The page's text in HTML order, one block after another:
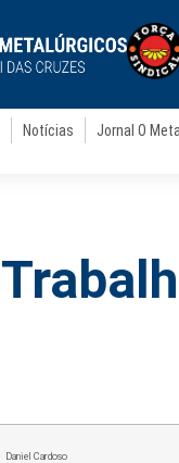
Notícias Jornal O
Daniel Cardoso